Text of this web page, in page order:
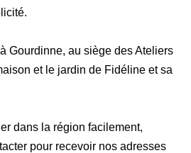
Gourdinne, au siège des Ateliers
et le jardin de Fidéline et sa
dans la région facilement,
pour recevoir nos adresses